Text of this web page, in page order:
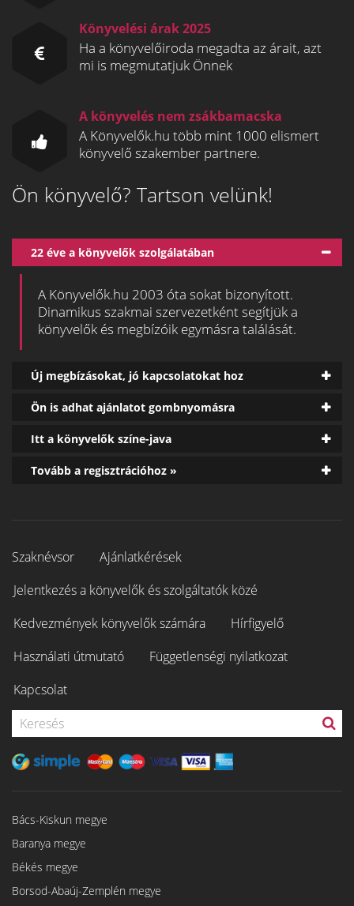
Könyvelési árak 2025
Ha a könyvelőiroda megadta az árait, azt
mi is megmutatjuk Önnek
A könyvelés nem zsákbamacska
A Könyvelők.hu több mint 1000 elismert
könyvelő szakember partnere.
Ön könyvelő? Tartson velünk!
22 éve a könyvelők szolgálatában
A Könyvelők.hu 2003 óta sokat bizonyított.
Dinamikus szakmai szervezetként segítjük a
könyvelők és megbízóik egymásra találását.
Új megbízásokat, jó kapcsolatokat hoz
Ön is adhat ajánlatot gombnyomásra
Itt a könyvelők színe-java
Tovább a regisztrációhoz »
Szaknévsor
Ajánlatkérések
Jelentkezés a könyvelők és szolgáltatók közé
Kedvezmények könyvelők számára
Hírfigyelő
Használati útmutató
Függetlenségi nyilatkozat
Kapcsolat
Bács-Kiskun megye
Baranya megye
Békés megye
Borsod-Abaúj-Zemplén megye